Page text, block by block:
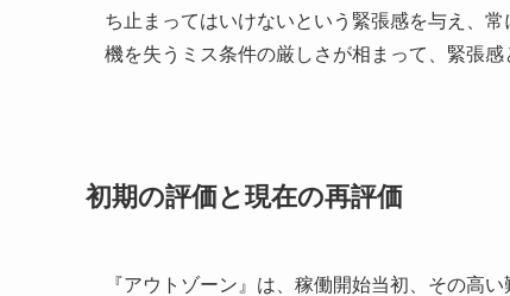
ち止まってはいけないという緊張感を与え、
機を失うミス条件の厳しさが相まって、緊張
初期の評価と現在の再評価
『アウトゾーン』は、稼働開始当初、その高